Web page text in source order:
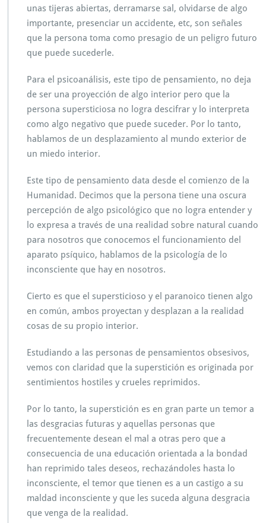
unas tijeras abiertas, derramarse sal, olvidarse de algo
importante, presenciar un accidente, etc, son señales
que la persona toma como presagio de un peligro futuro
que puede sucederle.
Para el psicoanálisis, este tipo de pensamiento, no deja
de ser una proyección de algo interior pero que la
persona supersticiosa no logra descifrar y lo interpreta
como algo negativo que puede suceder. Por lo tanto,
hablamos de un desplazamiento al mundo exterior de
un miedo interior.
Este tipo de pensamiento data desde el comienzo de la
Humanidad. Decimos que la persona tiene una oscura
percepción de algo psicológico que no logra entender y
lo expresa a través de una realidad sobre natural cuando
para nosotros que conocemos el funcionamiento del
aparato psíquico, hablamos de la psicología de lo
inconsciente que hay en nosotros.
Cierto es que el supersticioso y el paranoico tienen algo
en común, ambos proyectan y desplazan a la realidad
cosas de su propio interior.
Estudiando a las personas de pensamientos obsesivos,
vemos con claridad que la superstición es originada por
sentimientos hostiles y crueles reprimidos.
Por lo tanto, la superstición es en gran parte un temor a
las desgracias futuras y aquellas personas que
frecuentemente desean el mal a otras pero que a
consecuencia de una educación orientada a la bondad
han reprimido tales deseos, rechazándoles hasta lo
inconsciente, el temor que tienen es a un castigo a su
maldad inconsciente y que les suceda alguna desgracia
que venga de la realidad.